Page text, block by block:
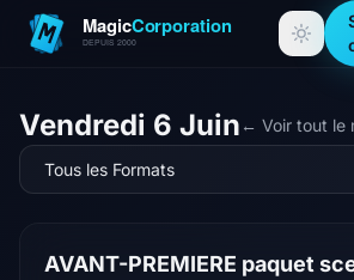
Vendredi 6 Juin ← Voir tout le
AVANT-PREMIERE paquet